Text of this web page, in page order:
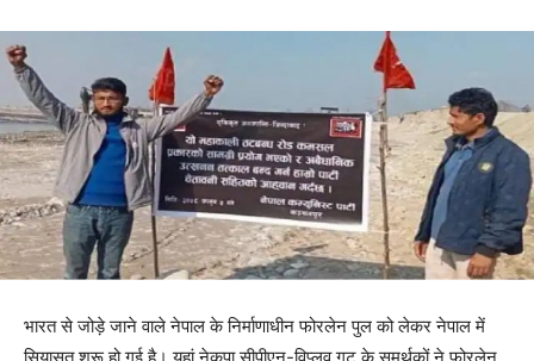
भारत से जोड़े जाने वाले नेपाल के निर्माणाधीन फोरलेन पुल को लेकर नेपाल में
सियासत शुरू हो गई है। यहां नेकपा सीपीएन-विप्लव गुट के समर्थकों ने फोरलेन